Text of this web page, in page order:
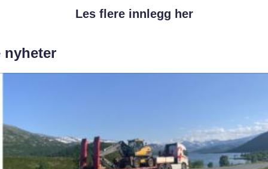
Les flere innlegg her
nyheter